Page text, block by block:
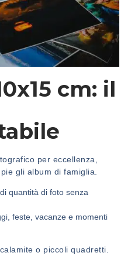
cm: il
per eccellenza,
gli album di famiglia.
quantità di foto senza
feste, vacanze e momenti
o piccoli quadretti.